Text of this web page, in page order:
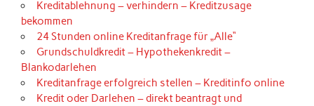
Kreditablehnung – verhindern – Kreditzusage
bekommen
24 Stunden online Kreditanfrage für „Alle“
Grundschuldkredit – Hypothekenkredit –
Blankodarlehen
Kreditanfrage erfolgreich stellen – Kreditinfo online
Kredit oder Darlehen – direkt beantragt und